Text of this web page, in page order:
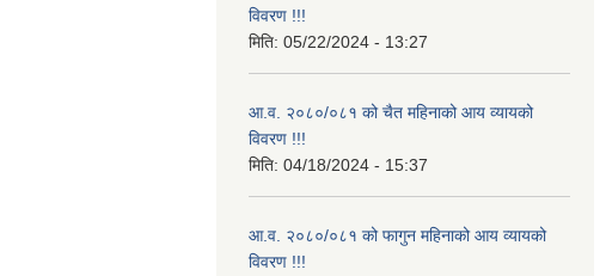
विवरण !!!
मिति: 05/22/2024 - 13:27
आ.व. २०८०/०८१ को चैत महिनाको आय व्यायको
विवरण !!!
मिति: 04/18/2024 - 15:37
आ.व. २०८०/०८१ को फागुन महिनाको आय व्यायको
विवरण !!!